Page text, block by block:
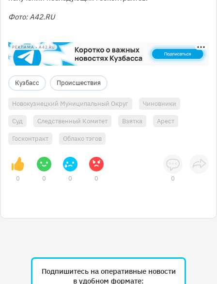
Фото: A42.RU
РЕКЛАМА • A42.RU
Кузбасс Происшествия
Новокузнецкий Муниципальный Округ Чиновники
Суд Следственный Комитет Взятка Арест
Госконтракт Облако тэгов
0 0 0 0 0
Подпишитесь на оперативные новости
в удобном формате: